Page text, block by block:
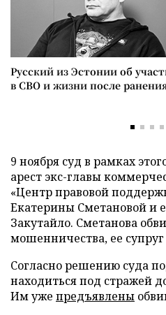
Русский из Эстонии об
в СВО и жизни после
9 ноября суд в рамках
арест экс-главы
«Центр правовой
Екатерины Сметановой и
Закутайло. Сметанова
мошенничества, ее супруг
Согласно решению суда
находиться под стражей
Им уже предъявлены